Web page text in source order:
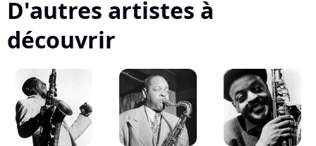
D'autres artistes à
découvrir